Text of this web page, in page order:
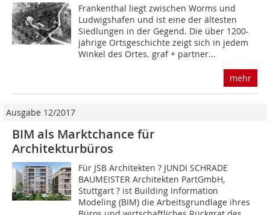
Frankenthal liegt zwischen Worms und
Ludwigshafen und ist eine der ältesten
Siedlungen in der Gegend. Die über 1200-
jährige Ortsgeschichte zeigt sich in jedem
Winkel des Ortes. graf + partner...
mehr
Ausgabe 12/2017
BIM als Marktchance für
Architekturbüros
Für JSB Architekten ? JUNDI SCHRADE
BAUMEISTER Architekten PartGmbH,
Stuttgart ? ist Building Information
Modeling (BIM) die Arbeitsgrundlage ihres